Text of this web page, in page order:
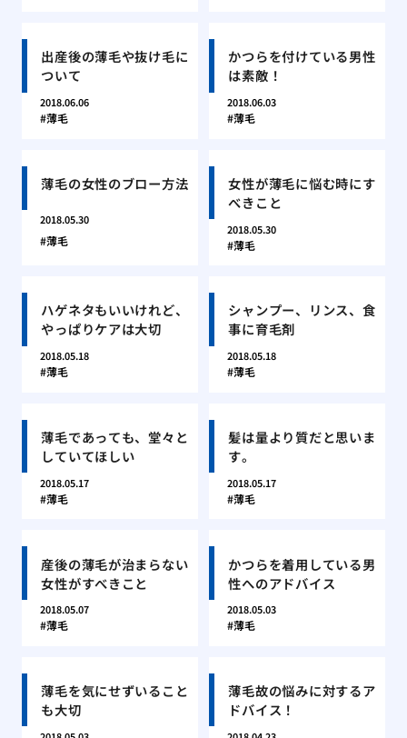
出産後の薄毛や抜け毛に
ついて
2018.06.06
薄毛
かつらを付けている男性
は素敵！
2018.06.03
薄毛
薄毛の女性のブロー方法
2018.05.30
薄毛
女性が薄毛に悩む時にす
べきこと
2018.05.30
薄毛
ハゲネタもいいけれど、
やっぱりケアは大切
2018.05.18
薄毛
シャンプー、リンス、食
事に育毛剤
2018.05.18
薄毛
薄毛であっても、堂々と
していてほしい
2018.05.17
薄毛
髪は量より質だと思いま
す。
2018.05.17
薄毛
産後の薄毛が治まらない
女性がすべきこと
2018.05.07
薄毛
かつらを着用している男
性へのアドバイス
2018.05.03
薄毛
薄毛を気にせずいること
も大切
薄毛故の悩みに対するア
ドバイス！